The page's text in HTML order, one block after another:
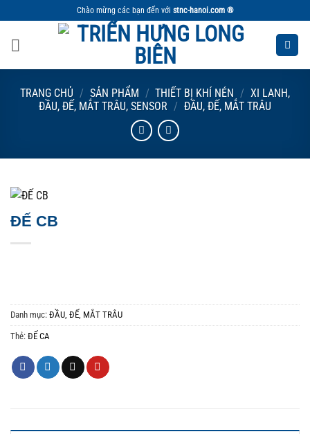
qua
nội
Chào mừng các bạn đến với stnc-hanoi.com ®
TRANG CHỦ / SẢN PHẨM / THIẾT BỊ KHÍ NÉN / XI LANH,
ĐẦU, ĐẾ, MẮT TRÂU, SENSOR / ĐẦU, ĐẾ, MẮT TRÂU
ĐẾ CB
Danh mục: ĐẦU, ĐẾ, MẮT TRÂU
Thẻ: ĐẾ CA